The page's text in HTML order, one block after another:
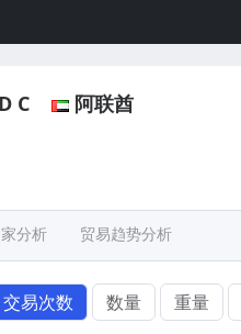
C 阿联酋
分析 贸易趋势分析
交易次数 数量 重量